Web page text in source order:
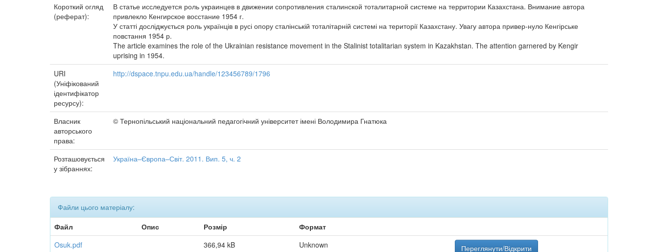
Короткий огляд
(реферат):
В статье исследуется роль украинцев в движении сопротивления сталинской тоталитарной системе на территории Казахстана. Внимание автора
привлекло Кенгирское восстание 1954 г.
У статті досліджується роль українців в русі опору сталінській тоталітарній системі на території Казахстану. Увагу автора привер-нуло Кенгірське
повстання 1954 р.
The article examines the role of the Ukrainian resistance movement in the Stalinist totalitarian system in Kazakhstan. The attention garnered by Kengir
uprising in 1954.
URI
(Уніфікований
ідентифікатор
ресурсу):
http://dspace.tnpu.edu.ua/handle/123456789/1796
Власник
авторського
права:
© Тернопільський національний педагогічний університет імені Володимира Гнатюка
Розташовується
у зібраннях:
Україна–Європа–Світ. 2011. Вип. 5, ч. 2
Файли цього матеріалу:
Файл
Опис Розмір
Формат
Osuk.pdf
366,94 kB Unknown Переглянути/Відкрити